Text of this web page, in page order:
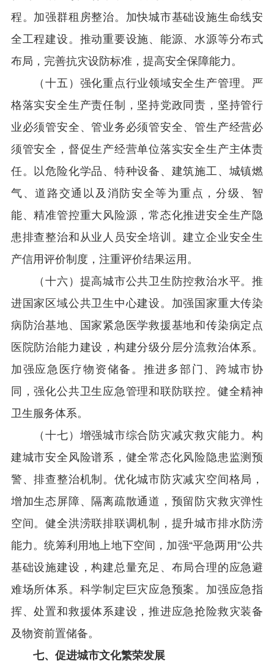
程。加强群租房整治。加快城市基础设施生命线安
全工程建设。推动重要设施、能源、水源等分布式
布局，完善抗灾设防标准，提高安全保障能力。
（十五）强化重点行业领域安全生产管理。严
格落实安全生产责任制，坚持党政同责，坚持管行
业必须管安全、管业务必须管安全、管生产经营必
须管安全，督促生产经营单位落实安全生产主体责
任。以危险化学品、特种设备、建筑施工、城镇燃
气、道路交通以及消防安全等为重点，分级、智
能、精准管控重大风险源，常态化推进安全生产隐
患排查整治和从业人员安全培训。建立企业安全生
产信用评价制度，注重评价结果运用。
（十六）提高城市公共卫生防控救治水平。推
进国家区域公共卫生中心建设。加强国家重大传染
病防治基地、国家紧急医学救援基地和传染病定点
医院防治能力建设，构建分级分层分流救治体系。
加强应急医疗物资储备。推进多部门、跨城市协
同，强化公共卫生应急管理和联防联控。健全精神
卫生服务体系。
（十七）增强城市综合防灾减灾救灾能力。构
建城市安全风险谱系，健全常态化风险隐患监测预
警、排查整治机制。优化城市防灾减灾空间格局，
增加生态屏障、隔离疏散通道，预留防灾救灾弹性
空间。健全洪涝联排联调机制，提升城市排水防涝
能力。统筹利用地上地下空间，加强“平急两用”公共
基础设施建设，构建总量充足、布局合理的应急避
难场所体系。科学制定巨灾应急预案。加强应急指
挥、处置和救援体系建设，推进应急抢险救灾装备
及物资前置储备。
七、促进城市文化繁荣发展